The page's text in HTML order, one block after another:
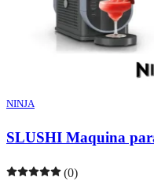
NINJA
SLUSHI Maquina
(0)